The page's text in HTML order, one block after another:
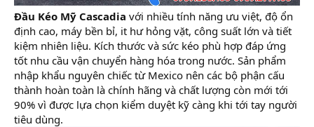
Đầu Kéo Mỹ Cascadia với nhiều tính năng ưu việt, độ ổn
định cao, máy bền bỉ, it hư hỏng vặt, công suất lớn và tiết
kiệm nhiên liệu. Kích thước và sức kéo phù hợp đáp ứng
tốt nhu cầu vận chuyển hàng hóa trong nước. Sản phẩm
nhập khẩu nguyên chiếc từ Mexico nên các bộ phận cấu
thành hoàn toàn là chính hãng và chất lượng còn mới tới
90% vì được lựa chọn kiểm duyệt kỹ càng khi tới tay người
tiêu dùng.